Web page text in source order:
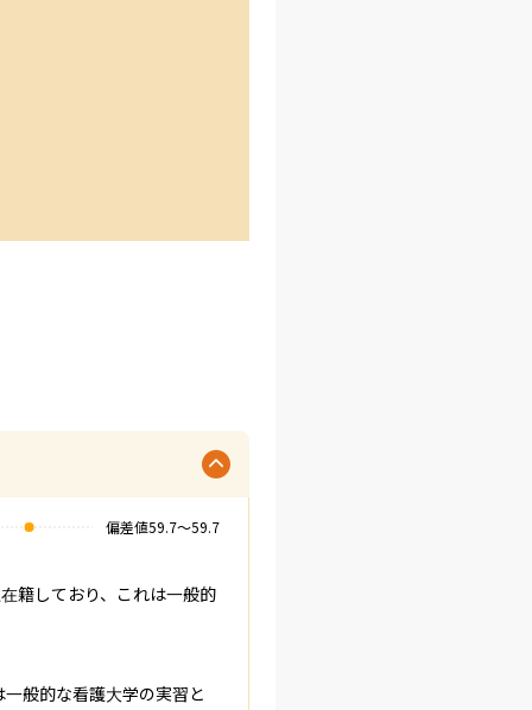
偏差値59.7〜59.7
籍しており、これは一般的
般的な看護大学の実習と